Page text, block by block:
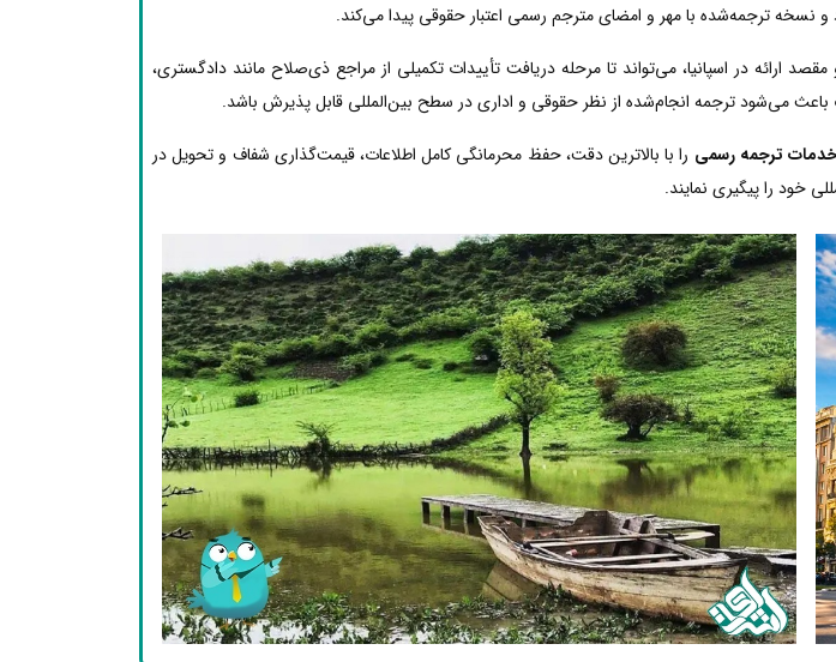
نسخه ترجمه‌شده با مهر و امضای مترجم رسمی اعتبار حقوقی پیدا می‌کند.
ارائه در اسپانیا، می‌تواند تا مرحله دریافت تأییدات تکمیلی از مراجع ذی‌صلاح مانند دادگستری،
باعث می‌شود ترجمه انجام‌شده از نظر حقوقی و اداری در سطح بین‌المللی قابل پذیرش باشد.
ترجمه رسمی را با بالاترین دقت، حفظ محرمانگی کامل اطلاعات، قیمت‌گذاری شفاف و تحویل در
خود را پیگیری نمایند.